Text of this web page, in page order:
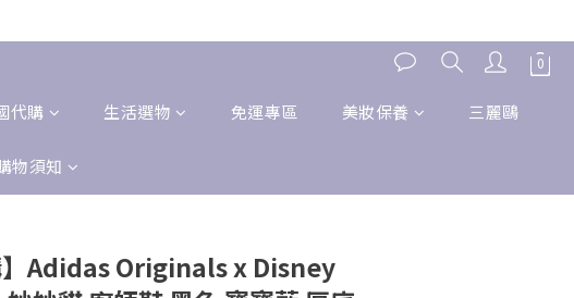
代購 生活選物 免運專區 美妝保養 三麗鷗
物須知
】Adidas Originals x Disney